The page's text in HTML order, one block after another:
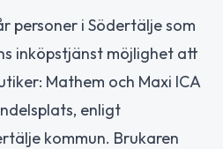
personer i Södertälje som
inköpstjänst möjlighet att
Mathem och Maxi ICA
enligt
kommun. Brukaren